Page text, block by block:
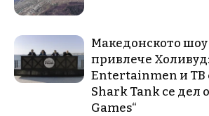
Македонското шоу
привлече
Entertainmen и ТВ
Shark Tank се дел
Games“